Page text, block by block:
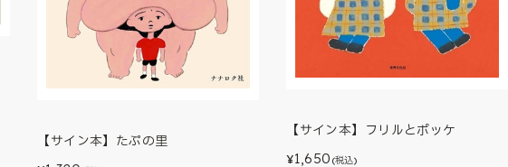
【サイン本】たぷの里
【サイン本】フリルとポッケ
¥1,650 (税込)